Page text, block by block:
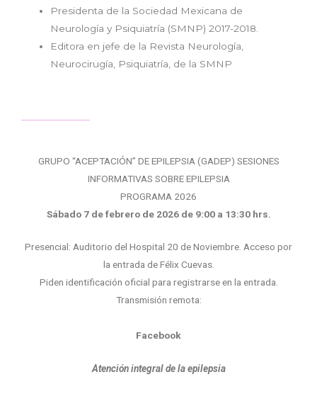
Presidenta de la Sociedad Mexicana de
Neurología y Psiquiatría (SMNP) 2017-2018.
Editora en jefe de la Revista Neurología,
Neurocirugía, Psiquiatría, de la SMNP
GRUPO “ACEPTACIÓN” DE EPILEPSIA (GADEP) SESIONES
INFORMATIVAS SOBRE EPILEPSIA
PROGRAMA 2026
Sábado 7 de febrero de 2026 de 9:00 a 13:30 hrs.
Presencial: Auditorio del Hospital 20 de Noviembre. Acceso por
la entrada de Félix Cuevas.
Piden identificación oficial para registrarse en la entrada.
Transmisión remota:
Facebook
Atención integral de la epilepsia